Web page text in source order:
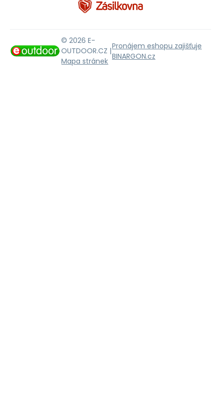
© 2026 E-
OUTDOOR.CZ |
Mapa stránek
Pronájem eshopu zajišťuje
BINARGON.cz